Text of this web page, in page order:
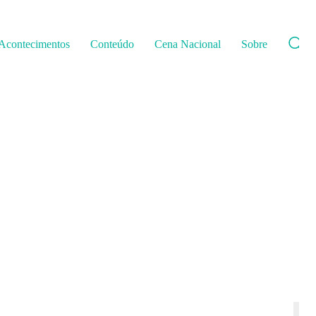
Conteúdo Cena Nacional Sobre